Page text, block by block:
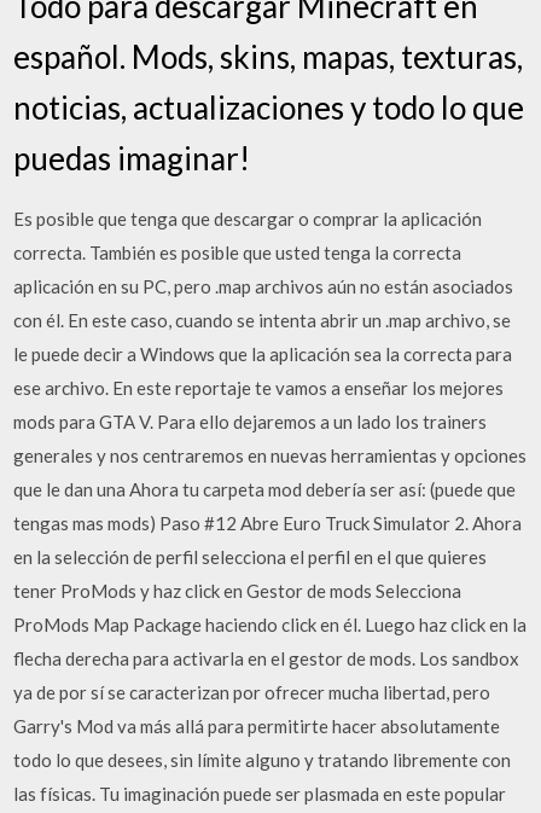
español. Mods, skins, mapas, texturas,
noticias, actualizaciones y todo lo que
puedas imaginar!
Es posible que tenga que descargar o comprar la aplicación
correcta. También es posible que usted tenga la correcta
aplicación en su PC, pero .map archivos aún no están asociados
con él. En este caso, cuando se intenta abrir un .map archivo, se
le puede decir a Windows que la aplicación sea la correcta para
ese archivo. En este reportaje te vamos a enseñar los mejores
mods para GTA V. Para ello dejaremos a un lado los trainers
generales y nos centraremos en nuevas herramientas y opciones
que le dan una Ahora tu carpeta mod debería ser así: (puede que
tengas mas mods) Paso #12 Abre Euro Truck Simulator 2. Ahora
en la selección de perfil selecciona el perfil en el que quieres
tener ProMods y haz click en Gestor de mods Selecciona
ProMods Map Package haciendo click en él. Luego haz click en la
flecha derecha para activarla en el gestor de mods. Los sandbox
ya de por sí se caracterizan por ofrecer mucha libertad, pero
Garry's Mod va más allá para permitirte hacer absolutamente
todo lo que desees, sin límite alguno y tratando libremente con
las físicas. Tu imaginación puede ser plasmada en este popular